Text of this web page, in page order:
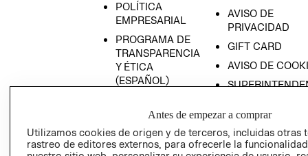
POLÍTICA
EMPRESARIAL
PROGRAMA DE
TRANSPARENCIA
Y ÉTICA
(ESPAÑOL)
TRANSPARENCIA
Y ÉTICA (INGLÉS)
AVISO DE
PRIVACIDAD
GIFT CARD
AVISO DE
COMERCIO - SIC
PETICIONES
QUEJAS Y
Antes de empezar a comprar
Utilizamos cookies de origen y de terceros, incluidas otras
rastreo de editores externos, para ofrecerle la